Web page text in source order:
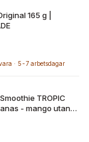
165 g |
· 5-7 arbetsdagar
TROPIC
- mango utan